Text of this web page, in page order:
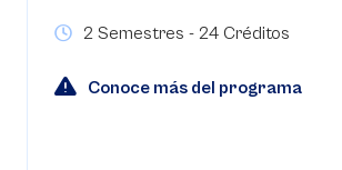
2 Semestres - 24 Créditos
Conoce más del programa